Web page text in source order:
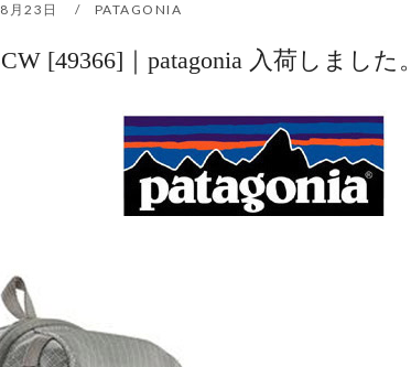
月23日 PATAGONIA
[49366]｜patagonia 入荷しました。